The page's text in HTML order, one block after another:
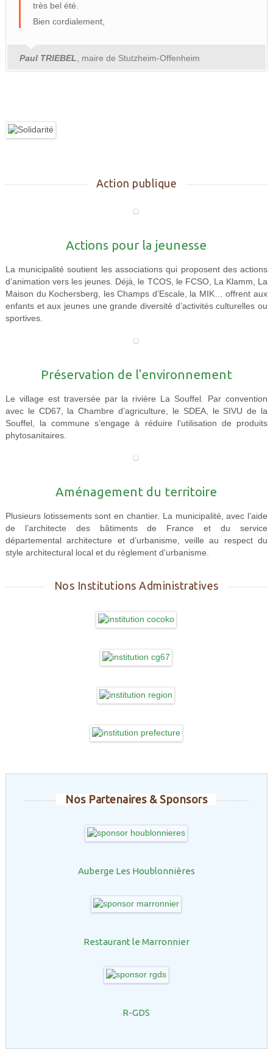
très bel été.
Bien cordialement,
Paul TRIEBEL, maire de Stutzheim-Offenheim
Action publique
Actions pour la jeunesse
La municipalité soutient les associations qui proposent des actions
d’animation vers les jeunes. Déjà, le TCOS, le FCSO, La Klamm, La
Maison du Kochersberg, les Champs d’Escale, la MIK… offrent aux
enfants et aux jeunes une grande diversité d’activités culturelles ou
sportives.
Préservation de l'environnement
Le village est traversée par la rivière La Souffel. Par convention
avec le CD67, la Chambre d’agriculture, le SDEA, le SIVU de la
Souffel, la commune s’engage à réduire l’utilisation de produits
phytosanitaires.
Aménagement du territoire
Plusieurs lotissements sont en chantier. La municipalité, avec l’aide
de l’architecte des bâtiments de France et du service
départemental architecture et d’urbanisme, veille au respect du
style architectural local et du règlement d’urbanisme.
Nos Institutions Administratives
Nos Partenaires & Sponsors
Auberge Les Houblonnières
Restaurant le Marronnier
R-GDS